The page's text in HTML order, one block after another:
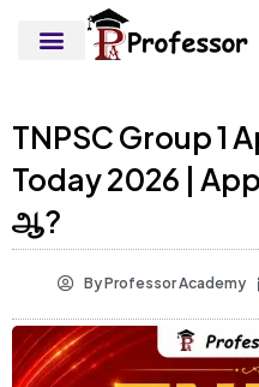
TNPSC Group 1
Today 2026 |
ஆ?
ByProfessor Academy